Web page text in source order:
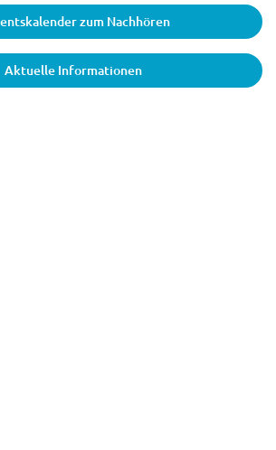
zum Nachhören
Aktuelle Informationen